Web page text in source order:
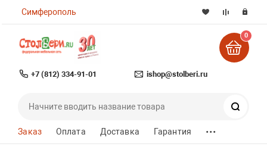
Симферополь
+7 (812) 334-91-01 ishop@stolberi.ru
0
Заказ Оплата Доставка Гарантия ...